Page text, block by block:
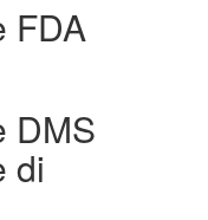
FDA
DMS
di